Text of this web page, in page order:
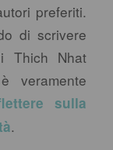
preferiti.
di scrivere
Thich Nhat
veramente
sulla
.